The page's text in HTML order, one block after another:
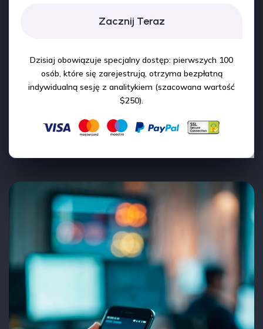
Zacznij Teraz
Dzisiaj obowiązuje specjalny dostęp: pierwszych 100
osób, które się zarejestrują, otrzyma bezpłatną
indywidualną sesję z analitykiem (szacowana wartość
$250).